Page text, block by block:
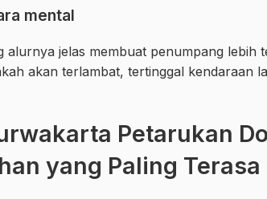
mental
alurnya jelas membuat penumpang lebih
akan terlambat, tertinggal kendaraan
Petarukan
yang Paling Terasa